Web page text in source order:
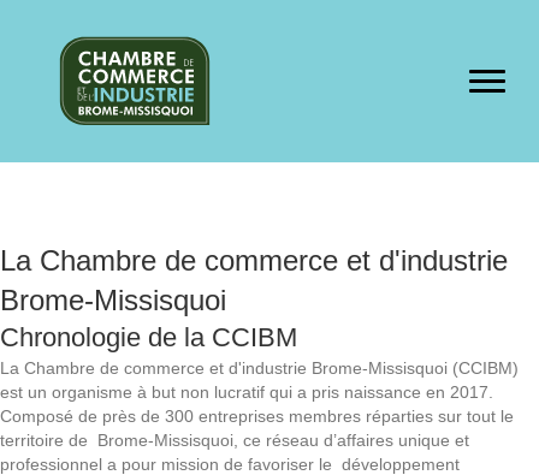
La Chambre de commerce et d'industrie
Brome-Missisquoi
Chronologie de la CCIBM
La Chambre de commerce et d'industrie Brome-Missisquoi (CCIBM)
est un organisme à but non lucratif qui a pris naissance en 2017.
Composé de près de 300 entreprises membres réparties sur tout le
territoire de Brome-Missisquoi, ce réseau d’affaires unique et
professionnel a pour mission de favoriser le développement